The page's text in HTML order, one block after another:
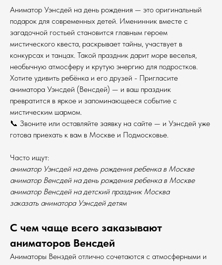
Аниматор Уэнсдей на день рождения — это оригинальный
подарок для современных детей. Именинник вместе с
загадочной гостьей становится главным героем
мистического квеста, раскрывает тайны, участвует в
конкурсах и танцах. Такой праздник дарит море веселья,
необычную атмосферу и крутую энергию для подростков.
Хотите удивить ребёнка и его друзей - Пригласите
аниматора Уэнсдей (Венсдей) — и ваш праздник
превратится в яркое и запоминающееся событие с
мистическим шармом.
📞 Звоните или оставляйте заявку на сайте — и Уэнсдей уже
готова приехать к вам в Москве и Подмосковье.
Часто ищут:
аниматор Уэнсдей на день рождения ребенка в Москве
аниматор Венсдей на день рождения ребенка в Москве
аниматор Венсдей на детский праздник Москва
заказать аниматора Уэнсдей детям
С чем чаще всего заказывают
аниматоров Венсдей
Аниматоры Венздей отлично сочетаются с атмосферными и